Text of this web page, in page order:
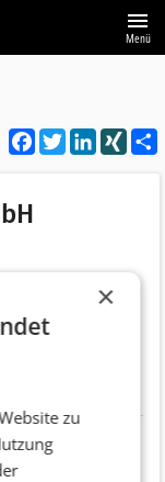
menu
Menü
Facebook
Twitter XING
×
zu